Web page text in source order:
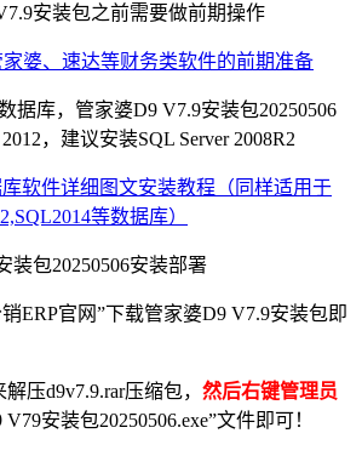
安装包之前需要做前期操作
婆、速达等财务类软件的前期准备
据库，管家婆D9 V7.9安装包20250506
，建议安装SQL Server 2008R2
库软件详细图文安装教程（同样适用于
等数据库）
装包20250506安装部署
ERP官网”下载管家婆D9 V7.9安装包即
压d9v7.9.rar压缩包， 然后右键管理员
安装包20250506.exe”文件即可！